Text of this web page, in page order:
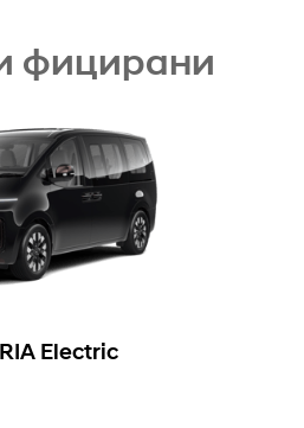
фицирани
Electric